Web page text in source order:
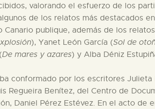
valorando el esfuerzo de los
de los relatos más destacados
publique, además de los
), Yanet León García (Sol de
De mares y azares) y Alba Déniz
conformado por los escritores
Regueira Benítez, del Centro de
Daniel Pérez Estévez. En el acto de